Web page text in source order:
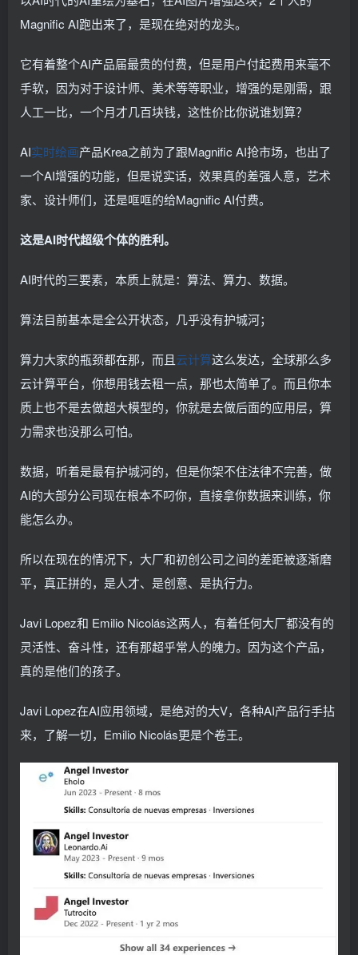
Magnific AI跑出来了，是现在绝对的龙头。
它有着整个AI产品届最贵的付费，但是用户付起费用来毫不
手软，因为对于设计师、美术等等职业，增强的是刚需，跟
人工一比，一个月才几百块钱，这性价比你说谁划算？
AI实时绘画产品Krea之前为了跟Magnific AI抢市场，也出了
一个AI增强的功能，但是说实话，效果真的差强人意，艺术
家、设计师们，还是哐哐的给Magnific AI付费。
这是AI时代超级个体的胜利。
AI时代的三要素，本质上就是：算法、算力、数据。
算法目前基本是全公开状态，几乎没有护城河；
算力大家的瓶颈都在那，而且云计算这么发达，全球那么多
云计算平台，你想用钱去租一点，那也太简单了。而且你本
质上也不是去做超大模型的，你就是去做后面的应用层，算
力需求也没那么可怕。
数据，听着是最有护城河的，但是你架不住法律不完善，做
AI的大部分公司现在根本不叼你，直接拿你数据来训练，你
能怎么办。
所以在现在的情况下，大厂和初创公司之间的差距被逐渐磨
平，真正拼的，是人才、是创意、是执行力。
Javi Lopez和 Emilio Nicolás这两人，有着任何大厂都没有的
灵活性、奋斗性，还有那超乎常人的魄力。因为这个产品，
真的是他们的孩子。
Javi Lopez在AI应用领域，是绝对的大V，各种AI产品行手拈
来，了解一切，Emilio Nicolás更是个卷王。